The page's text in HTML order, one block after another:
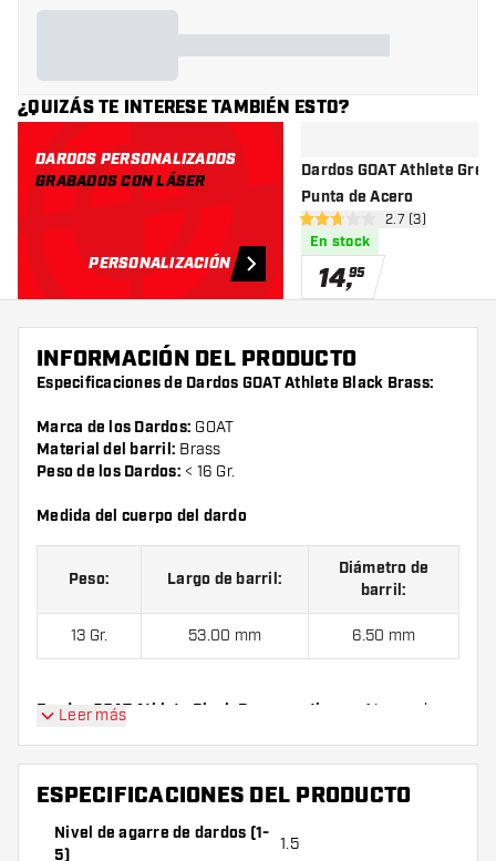
¿QUIZÁS TE INTERESE TAMBIÉN ESTO?
DARDOS PERSONALIZADOS
GRABADOS CON LÁSER
PERSONALIZACIÓN
Dardos GOAT Athlete
Punta de Acero
abrir panel de
2.7 estrellas de puntuación
2.7 (3)
En stock
14,95
INFORMACIÓN DEL PRODUCTO
Especificaciones de Dardos GOAT Athlete Black Brass:
Marca de los Dardos: GOAT
Material del barril: Brass
Peso de los Dardos: < 16 Gr.
Medida del cuerpo del dardo
Peso: Largo de barril:
Diámetro de
barril:
13 Gr. 53.00 mm 6.50 mm
Dardos GOAT Athlete Black Brass contienen:
1 juego de
Leer más
ESPECIFICACIONES DEL PRODUCTO
Nivel de agarre de dardos (1-
5)
1.5